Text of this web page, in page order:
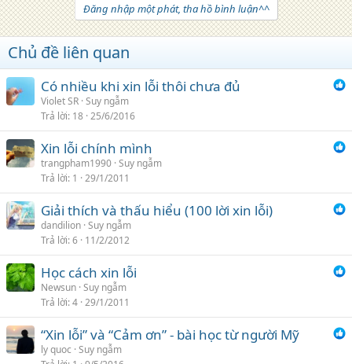
Đăng nhập một phát, tha hồ bình luận^^
Chủ đề liên quan
Có nhiều khi xin lỗi thôi chưa đủ
Violet SR Suy ngẫm
Trả lời 18 25/6/2016
Xin lỗi chính mình
trangpham1990 Suy ngẫm
Trả lời 1 29/1/2011
Giải thích và thấu hiểu (100 lời xin lỗi)
dandilion Suy ngẫm
Trả lời 6 11/2/2012
Học cách xin lỗi
Newsun Suy ngẫm
Trả lời 4 29/1/2011
“Xin lỗi” và “Cảm ơn” - bài học từ người Mỹ
ly quoc Suy ngẫm